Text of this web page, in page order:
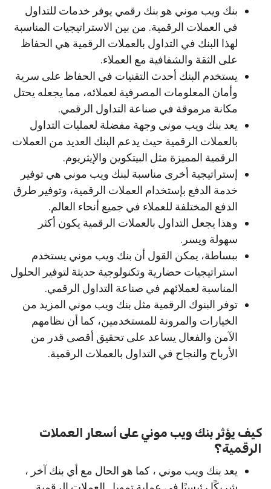
بنك ويب موني هو بنك رقمي يوفر خدمات للتداول
في العملات الرقمية. من بين الاستراتيجيات المناسبة
لهذا البنك في التداول بالعملات الرقمية هي الحفاظ
على الثقة والشفافية مع العملاء.
يستخدم البنك أحدث التقنيات في الحفاظ على سرية
وأمان المعلومات المصرفية لعملائه، مما يجعله يحتل
مكانة مرموقة في صناعة التداول الرقمي.
يعد بنك ويب موني وجهة مفضلة لعمليات التداول
بالعملات الرقمية حيث يدعم البنك العديد من العملات
الرقمية المميزة مثل البيتكوين والإيثريوم.
إستراتيجية أخرى مناسبة لبنك ويب موني هي توفير
خدمة الدفع بإستخدام العملات الرقمية، وتوفير طرق
الدفع المختلفة للعملاء في جميع أنحاء العالم.
وهذا يجعل التداول بالعملات الرقمية يكون أكثر
سهولة ويسر.
ببساطة، يمكن القول أن بنك ويب موني يستخدم
استراتيجيات حضارية وتكنولوجية حديثة لتوفير الحلول
المناسبة لعملائهم في صناعة التداول الرقمي.
توفر البنوك الرقمية مثل بنك ويب موني المزيد من
الخيارات والمرونة للمستخدمين، كما أن نظامهم
الآمن والفعال يساعد على تحقيق أقصى قدر من
الأرباح والنجاح في التداول بالعملات الرقمية.
كيف يؤثر بنك ويب موني على أسعار العملات
الرقمية؟
يعد بنك ويب موني ، كما هو الحال مع أي بنك آخر ،